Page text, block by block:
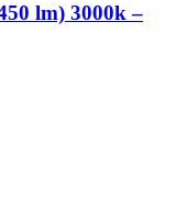
lm) 3000k –